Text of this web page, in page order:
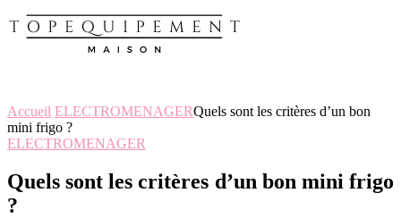
Accueil ELECTROMENAGERQuels sont les critères d’un bon
mini frigo ?
ELECTROMENAGER
Quels sont les critères d’un bon mini frigo
?